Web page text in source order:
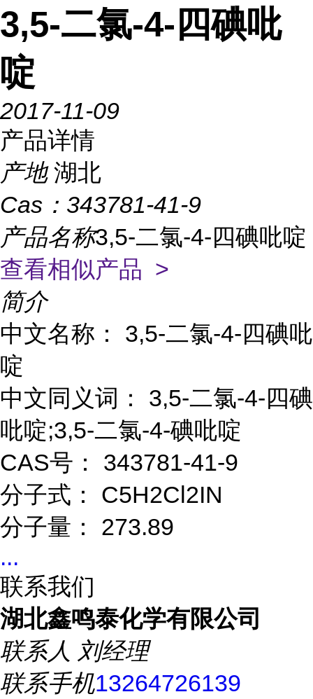
3,5-二氯-4-四碘吡
啶
2017-11-09
产品详情
产地 湖北
Cas： 343781-41-9
产品名称3,5-二氯-4-四碘吡啶
查看相似产品 >
简介
中文名称： 3,5-二氯-4-四碘吡
啶
中文同义词： 3,5-二氯-4-四碘
吡啶;3,5-二氯-4-碘吡啶
CAS号： 343781-41-9
分子式： C5H2Cl2IN
分子量： 273.89
...
联系我们
湖北鑫鸣泰化学有限公司
联系人 刘经理
联系手机13264726139